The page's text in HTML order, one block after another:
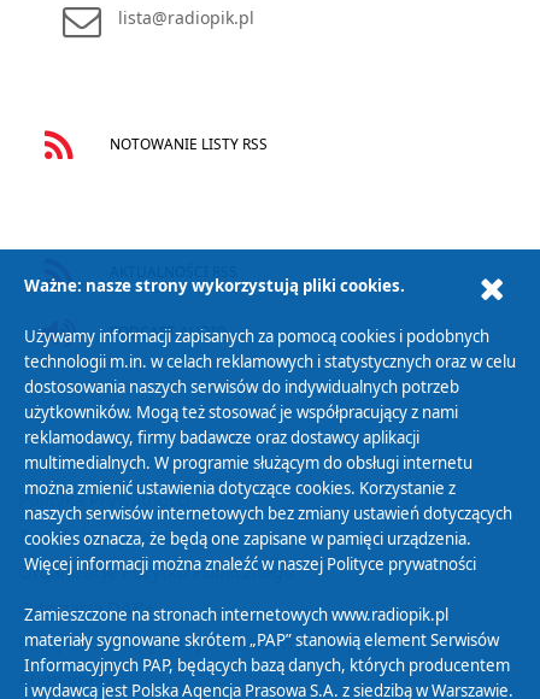
lista@radiopik.pl
NOTOWANIE LISTY RSS
PODCAST AUDIO
Polityka Prywatności
Zasady korzystania z Serwisu
Organizacje Pożytku Publicznego
Cyfryzacja DAB+
Polityka ochrony danych osobowych
Abonament
Ważne: nasze strony wykorzystują pliki cookies.
Używamy informacji zapisanych za pomocą cookies i podobnych
technologii m.in. w celach reklamowych i statystycznych oraz w celu
dostosowania naszych serwisów do indywidualnych potrzeb
użytkowników. Mogą też stosować je współpracujący z nami
reklamodawcy, firmy badawcze oraz dostawcy aplikacji
multimedialnych. W programie służącym do obsługi internetu
można zmienić ustawienia dotyczące cookies. Korzystanie z
naszych serwisów internetowych bez zmiany ustawień dotyczących
cookies oznacza, że będą one zapisane w pamięci urządzenia.
Więcej informacji można znaleźć w naszej Polityce prywatności
Zamieszczone na stronach internetowych www.radiopik.pl
materiały sygnowane skrótem „PAP” stanowią element Serwisów
Informacyjnych PAP, będących bazą danych, których producentem
i wydawcą jest Polska Agencja Prasowa S.A. z siedzibą w Warszawie.